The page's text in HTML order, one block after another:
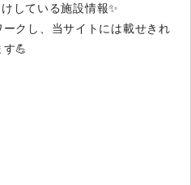
している施設情報✨
クし、当サイトには載せきれ
す💪